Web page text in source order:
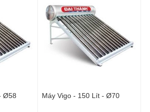
Ø58 Máy Vigo - 150 Lít - Ø70